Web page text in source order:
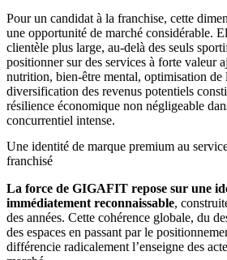
Pour un candidat à la franchise, cette
une opportunité de marché considérable.
clientèle plus large, au-delà des seuls
positionner sur des services à forte valeur
nutrition, bien-être mental, optimisation de
diversification des revenus potentiels
résilience économique non négligeable
concurrentiel intense.
Une identité de marque premium au
franchisé
La force de GIGAFIT repose sur une
immédiatement reconnaissable,
des années. Cette cohérence globale, du
des espaces en passant par le
différencie radicalement l’enseigne des